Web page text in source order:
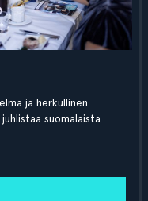
ja herkullinen
suomalaista